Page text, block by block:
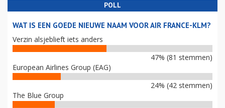
POLL
WAT IS EEN GOEDE NIEUWE NAAM VOOR AIR FRANCE-KLM?
Verzin alsjeblieft iets anders
47% (81 stemmen)
European Airlines Group (EAG)
24% (42 stemmen)
The Blue Group